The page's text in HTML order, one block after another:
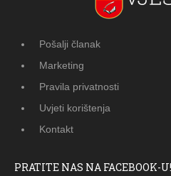
Pošalji članak
Marketing
Pravila privatnosti
Uvjeti korištenja
Kontakt
PRATITE NAS NA FACEBOOK-U!